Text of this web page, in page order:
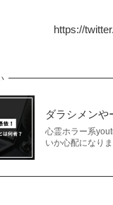
https://
ダラシメンや
心霊ホラー系
いか心配になり